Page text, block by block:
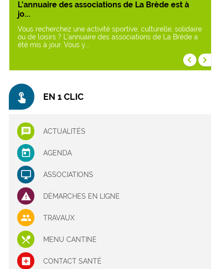
L'annuaire des associations de La Brède est à
jo...
Vous recherchez une activité sportive, culturelle, solidaire
ou de loisirs ? L’annuaire des associations de La Brède a
été mis à jour. Vous y...
keyboard_arrow_left keyboard_arrow_right
touch_app EN 1 CLIC
ACTUALITÉS
AGENDA
ASSOCIATIONS
DÉMARCHES EN LIGNE
TRAVAUX
MENU CANTINE
CONTACT SANTÉ